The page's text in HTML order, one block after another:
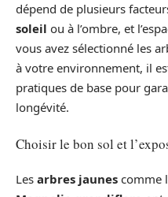
dépend de plusieurs
soleil ou à l’ombre, et
vous avez sélectionné les
à votre environnement, il
pratiques de base pour
longévité.
Choisir le bon sol et
Les arbres jaunes comme